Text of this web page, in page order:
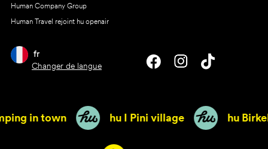
fr
Changer de langue
Human Company Group
Human Travel rejoint hu openair
in town hu I Pini village hu Birkelt